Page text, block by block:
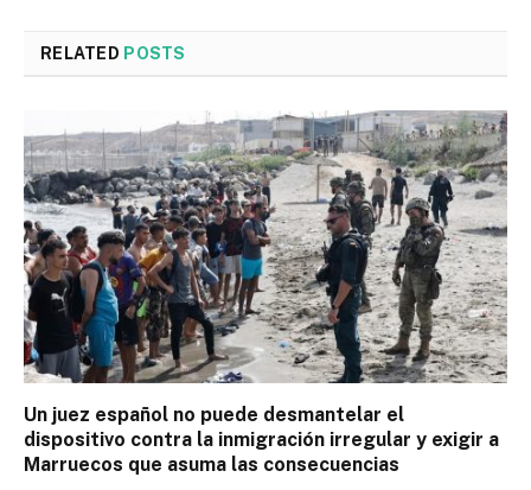
RELATED POSTS
Un juez español no puede desmantelar el
dispositivo contra la inmigración irregular y exigir a
Marruecos que asuma las consecuencias